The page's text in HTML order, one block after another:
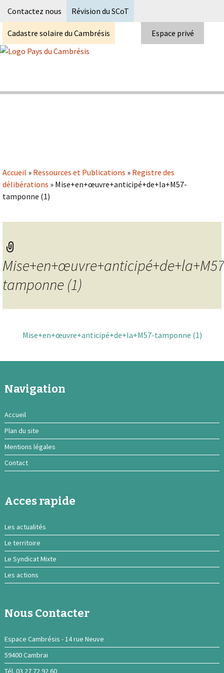
Contactez nous Révision du SCoT
Cadastre solaire du Cambrésis Espace privé
Accueil » Ressources et Publications » Registre des
délibérations » Mise+en+œuvre+anticipé+de+la+M57-
tamponne (1)
tamponne (1)
Mise+en+œuvre+anticipé+de+la+M57-tamponne (1)
Navigation
Accueil
Plan du site
Mentions légales
Contact
Acces rapide
Les actualités
Le territoire
Le Syndicat Mixte
Les actions
Nous Contacter
Espace Cambrésis - 14 rue Neuve
59400 Cambrai